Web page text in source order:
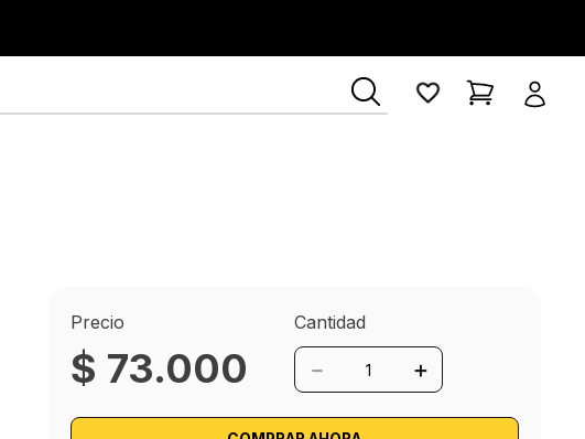
Precio
$ 73.000
Cantidad
＋
－